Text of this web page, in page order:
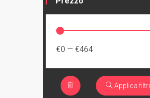
€0 — €464
Applica filtri